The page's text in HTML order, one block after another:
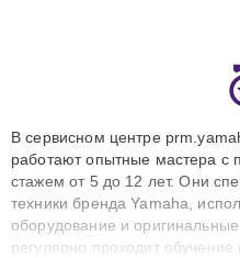
В сервисном центре
работают опытные мастера
стажем от 5 до 12 лет. Они
техники бренда Yamaha,
оборудование и
регулярно проходит